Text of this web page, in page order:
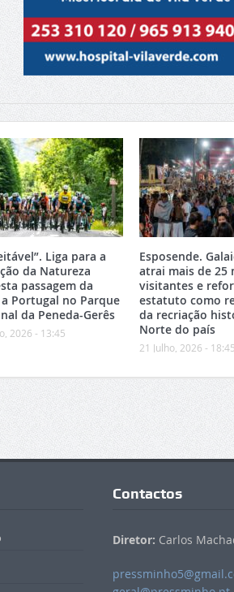
Liga para a
da Natureza
passagem da
Portugal no Parque
da Peneda-Gerês
2026 - 13:45
Esposende.
atrai mais de 25
visitantes e
estatuto como
da recriação
Norte do país
21 Julho, 2026 - 18:45
Contactos
Diretor: Carlos